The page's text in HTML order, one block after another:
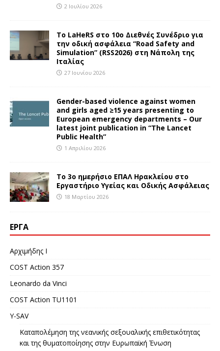
2 Ιουλίου 2026
To LaHeRS στο 10ο Διεθνές Συνέδριο για
την οδική ασφάλεια “Road Safety and
Simulation” (RSS2026) στη Νάπολη της
Ιταλίας
27 Ιουνίου 2026
Gender-based violence against women
and girls aged ≥15 years presenting to
European emergency departments – Our
latest joint publication in “The Lancet
Public Health”
1 Απριλίου 2026
Το 3ο ημερήσιο ΕΠΑΛ Ηρακλείου στο
Εργαστήριο Υγείας και Οδικής Ασφάλειας
18 Μαρτίου 2026
ΈΡΓΑ
Αρχιμήδης Ι
COST Action 357
Leonardo da Vinci
COST Action TU1101
Y-SAV
Καταπολέμηση της νεανικής σεξουαλικής επιθετικότητας
και της θυματοποίησης στην Ευρωπαϊκή Ένωση